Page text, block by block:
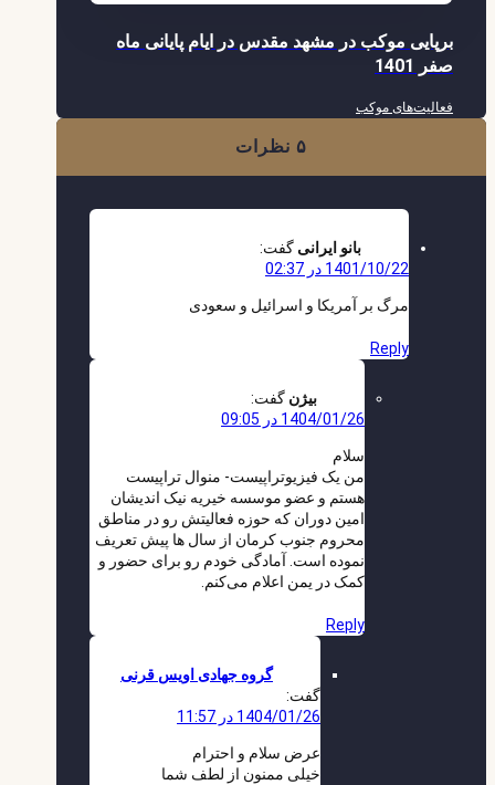
برپایی موکب در مشهد مقدس در ایام پایانی ماه
صفر 1401
فعالیت‌های موکب
۵ نظرات
بانو ایرانی گفت:
1401/10/22 در 02:37
مرگ بر آمریکا و اسرائیل و سعودی
Reply
بیژن گفت:
1404/01/26 در 09:05
سلام
من یک فیزیوتراپیست- منوال تراپیست
هستم و عضو موسسه خیریه نیک اندیشان
امین دوران که حوزه فعالیتش رو در مناطق
محروم جنوب کرمان از سال ها پیش تعریف
نموده است. آمادگی خودم رو برای حضور و
کمک در یمن اعلام می‌کنم.
Reply
گروه جهادی اویس قرنی
گفت:
1404/01/26 در 11:57
عرض سلام و احترام
خیلی ممنون از لطف شما